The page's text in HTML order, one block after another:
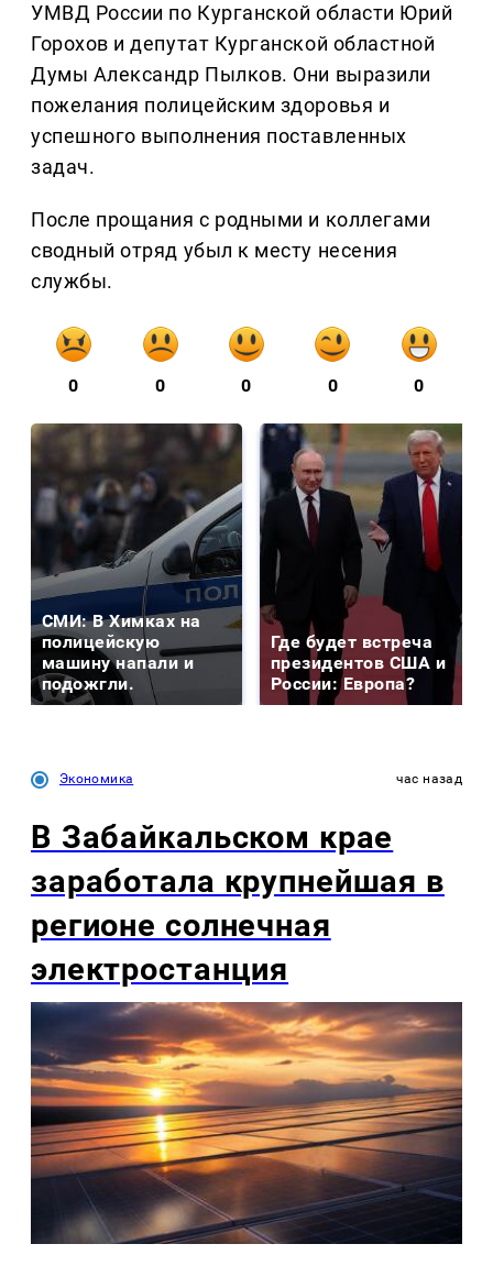
УМВД России по Курганской области Юрий
Горохов и депутат Курганской областной
Думы Александр Пылков. Они выразили
пожелания полицейским здоровья и
успешного выполнения поставленных
задач.
После прощания с родными и коллегами
сводный отряд убыл к месту несения
службы.
0 0 0 0 0
СМИ: В Химках на
полицейскую
машину напали и
подожгли.
Где будет встреча
президентов США и
России: Европа?
Экономика час назад
В Забайкальском крае
заработала крупнейшая в
регионе солнечная
электростанция